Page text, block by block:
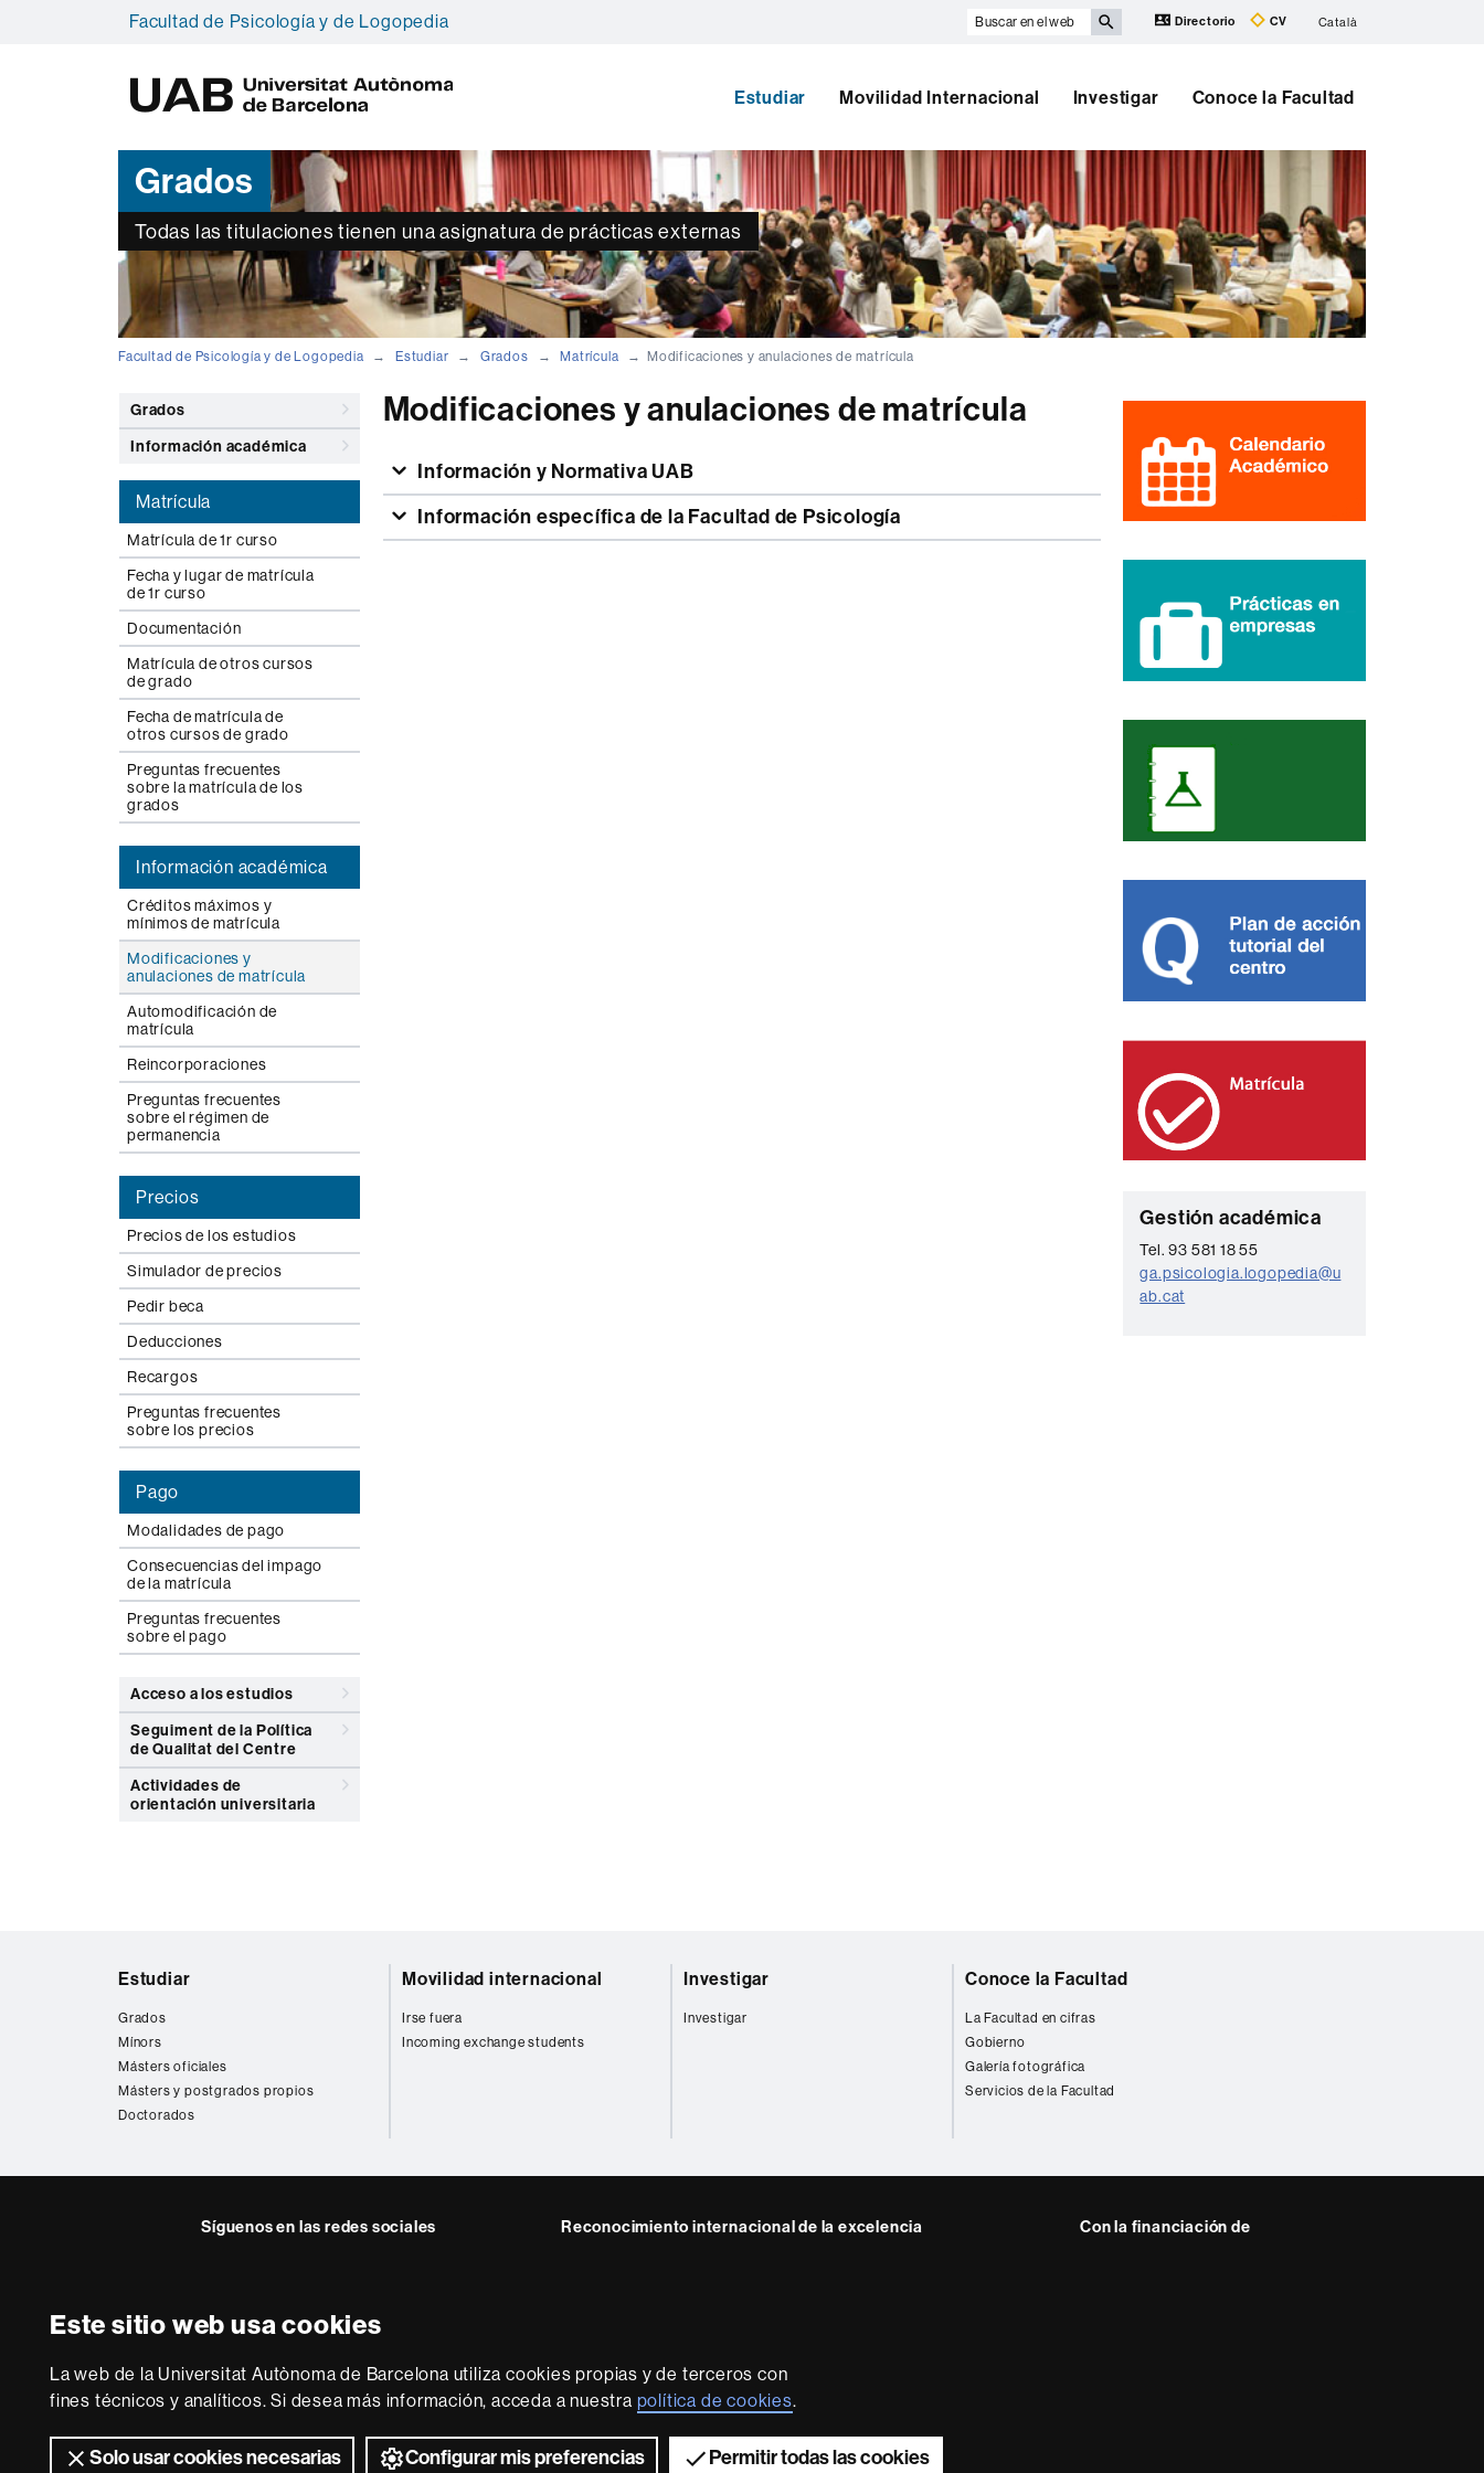
Este sitio web usa cookies
La web de la Universitat Autònoma de Barcelona utiliza cookies propias y de terceros con
fines técnicos y analíticos. Si desea más información, acceda a nuestra política de cookies.
Solo usar cookies necesarias Configurar mis preferencias Permitir todas las cookies
Facultad de Psicología y de Logopedia
Buscar
Directorio CV Català
B
Estudiar Movilidad Internacional Investigar Conoce la Facultad
Grados
Todas las titulaciones tienen una asignatura de prácticas externas
Facultad de Psicología y de Logopedia Estudiar Grados Matrícula Modificaciones y anulaciones de matrícula
Grados
Información académica
Matrícula
Matrícula de 1r curso
Fecha y lugar de matrícula
de 1r curso
Documentación
Matrícula de otros cursos
de grado
Fecha de matrícula de
otros cursos de grado
Preguntas frecuentes
sobre la matrícula de los
grados
Información académica
Créditos máximos y
mínimos de matrícula
Modificaciones y
anulaciones de matrícula
Automodificación de
matrícula
Reincorporaciones
Preguntas frecuentes
sobre el régimen de
permanencia
Precios
Precios de los estudios
Simulador de precios
Pedir beca
Deducciones
Recargos
Preguntas frecuentes
sobre los precios
Pago
Modalidades de pago
Consecuencias del impago
de la matrícula
Preguntas frecuentes
sobre el pago
Acceso a los estudios
Seguiment de la Política
de Qualitat del Centre
Actividades de
orientación universitaria
Modificaciones y anulaciones de matrícula
Información y Normativa UAB
Información específica de la Facultad de Psicología
Información
complementaria
C
o
n
Gestión académica
Tel. 93 581 18 55
ga.psicologia.logopedia@u
ab.cat
Estudiar
Grados
Mínors
Másters oficiales
Másters y postgrados propios
Doctorados
Movilidad internacional
Irse fuera
Incoming exchange students
Investigar
Investigar
Conoce la Facultad
La Facultad en cifras
Gobierno
Galería fotográfica
Servicios de la Facultad
Síguenos en las redes sociales Reconocimiento internacional de la excelencia
Euraxess
Con la financiación de
Sobre
esta
web
Aviso legal Protección de datos Sobre el web Accesibilidad web
2026 Universitat Autònoma de Barcelona